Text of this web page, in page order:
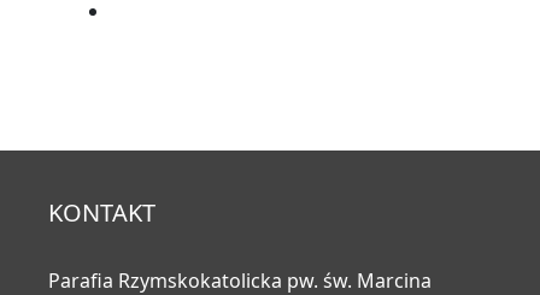
KONTAKT
Parafia Rzymskokatolicka pw. św. Marcina